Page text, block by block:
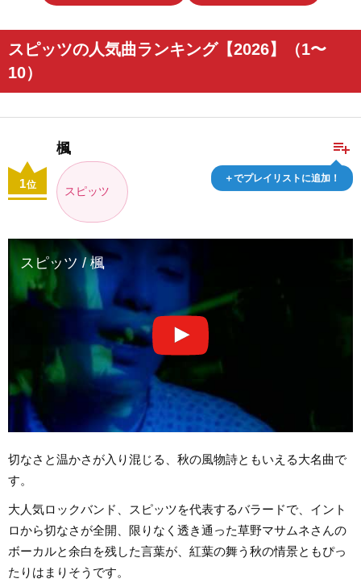
スピッツの人気曲ランキング【2026】（1〜
10）
playlist_add
＋でプレイリストに追加！
楓
スピッツ
1位
スピッツ / 楓
切なさと温かさが入り混じる、秋の風物詩ともいえる大名曲で
す。
大人気ロックバンド、スピッツを代表するバラードで、イント
ロから切なさが全開、限りなく透き通った草野マサムネさんの
ボーカルと余白を残した言葉が、紅葉の舞う秋の情景ともぴっ
たりはまりそうです。